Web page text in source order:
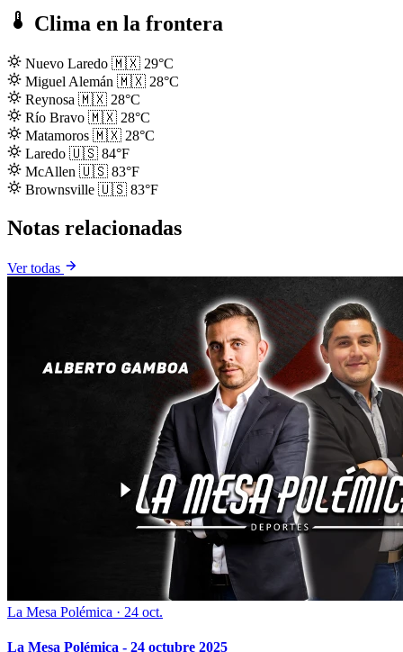
Clima en la frontera
Nuevo Laredo 🇲🇽 29°C
Miguel Alemán 🇲🇽 28°C
Reynosa 🇲🇽 28°C
Río Bravo 🇲🇽 28°C
Matamoros 🇲🇽 28°C
Laredo 🇺🇸 84°F
McAllen 🇺🇸 83°F
Brownsville 🇺🇸 83°F
Notas relacionadas
Ver todas
La Mesa Polémica · 24 oct.
La Mesa Polémica - 24 octubre 2025